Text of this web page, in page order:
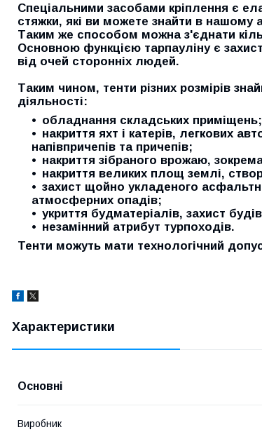
Спеціальними засобами кріплення є
стяжки, які ви можете знайти в нашому
Таким же способом можна з'єднати
Основною функцією тарпауліну є
від очей сторонніх людей.
Таким чином, тенти різних розмірів
діяльності:
обладнання складських приміщень;
накриття яхт і катерів, легкових
напівпричепів та причепів;
накриття зібраного врожаю,
накриття великих площ землі,
захист щойно укладеного
атмосферних опадів;
укриття будматеріалів, захист
незамінний атрибут турпоходів.
Тенти можуть мати технологічний
Характеристики
Основні
Виробник